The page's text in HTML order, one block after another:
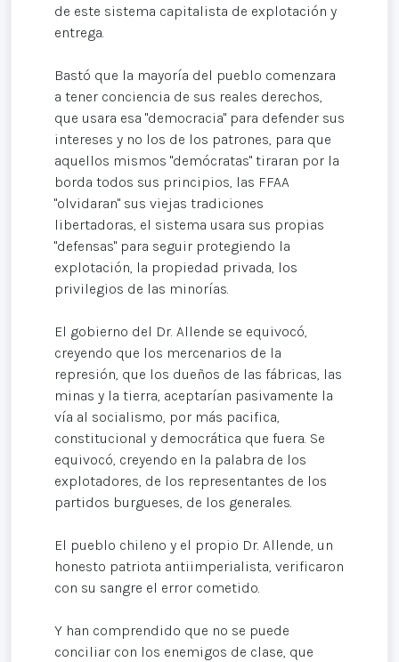
de este sistema capitalista de explotación y
entrega.
Bastó que la mayoría del pueblo comenzara
a tener conciencia de sus reales derechos,
que usara esa "democracia" para defender sus
intereses y no los de los patrones, para que
aquellos mismos "demócratas" tiraran por la
borda todos sus principios, las FFAA
"olvidaran" sus viejas tradiciones
libertadoras, el sistema usara sus propias
"defensas" para seguir protegiendo la
explotación, la propiedad privada, los
privilegios de las minorías.
El gobierno del Dr. Allende se equivocó,
creyendo que los mercenarios de la
represión, que los dueños de las fábricas, las
minas y la tierra, aceptarían pasivamente la
vía al socialismo, por más pacifica,
constitucional y democrática que fuera. Se
equivocó, creyendo en la palabra de los
explotadores, de los representantes de los
partidos burgueses, de los generales.
El pueblo chileno y el propio Dr. Allende, un
honesto patriota antiimperialista, verificaron
con su sangre el error cometido.
Y han comprendido que no se puede
conciliar con los enemigos de clase, que